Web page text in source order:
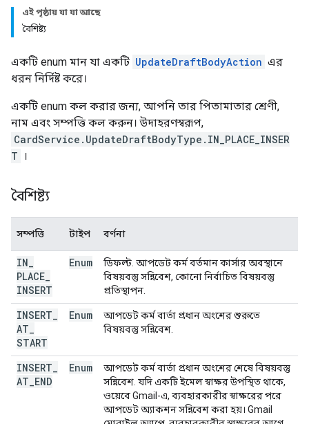
এই পৃষ্ঠায় যা যা আছে
বৈশিষ্ট্য
একটি enum মান যা একটি UpdateDraftBodyAction এর
ধরন নির্দিষ্ট করে।
একটি enum কল করার জন্য, আপনি তার পিতামাতার শ্রেণী,
নাম এবং সম্পত্তি কল করুন। উদাহরণস্বরূপ,
CardService.UpdateDraftBodyType.IN_PLACE_INSER
T
।
বৈশিষ্ট্য
সম্পত্তি টাইপ বর্ণনা
IN
PLACE
INSERT
Enum
ডিফল্ট. আপডেট কর্ম বর্তমান কার্সার অবস্থানে
বিষয়বস্তু সন্নিবেশ, কোনো নির্বাচিত বিষয়বস্তু
প্রতিস্থাপন.
INSERT
AT
START
Enum
আপডেট কর্ম বার্তা প্রধান অংশের শুরুতে
বিষয়বস্তু সন্নিবেশ.
INSERT
AT END
Enum
আপডেট কর্ম বার্তা প্রধান অংশের শেষে বিষয়বস্তু
সন্নিবেশ. যদি একটি ইমেল স্বাক্ষর উপস্থিত থাকে,
ওয়েবে Gmail-এ, ব্যবহারকারীর স্বাক্ষরের পরে
আপডেট অ্যাকশন সন্নিবেশ করা হয়। Gmail